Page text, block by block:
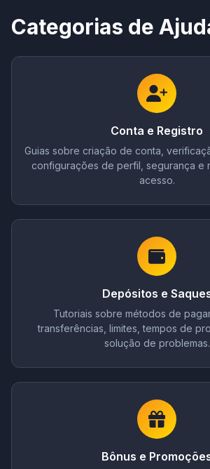
Categorias de
Conta e Registro
Guias sobre criação de conta,
configurações de perfil, segurança e
acesso.
Depósitos e
Tutoriais sobre métodos de
transferências, limites, tempos de
solução de problemas.
Bônus e